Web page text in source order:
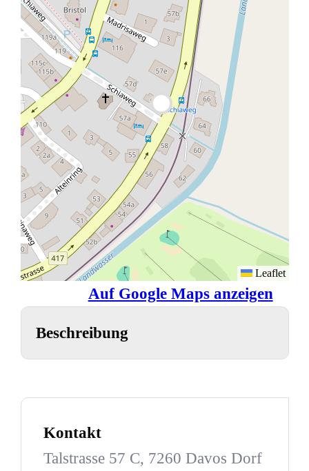
Leaflet
Auf Google Maps anzeigen
Beschreibung
Kontakt
Talstrasse 57 C, 7260 Davos Dorf